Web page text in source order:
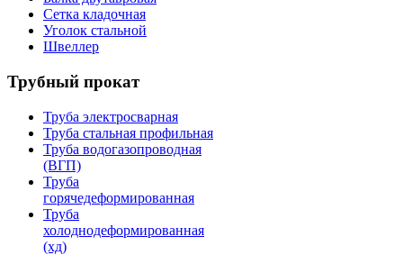
Сетка кладочная
Уголок стальной
Швеллер
Трубный прокат
Труба электросварная
Труба стальная профильная
Труба водогазопроводная
(ВГП)
Труба
горячедеформированная
Труба
холоднодеформированная
(хд)